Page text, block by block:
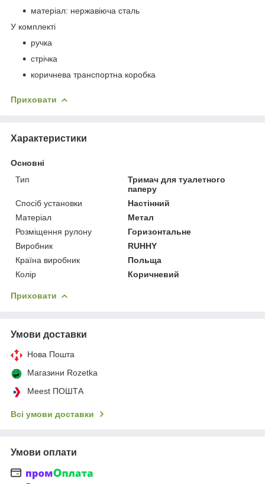
матеріал: нержавіюча сталь
У комплекті
ручка
стрічка
коричнева транспортна коробка
Приховати
Характеристики
Основні
Тип
Тримач для туалетного
паперу
Спосіб установки
Настінний
Матеріал
Метал
Розміщення рулону
Горизонтальне
Виробник
RUHHY
Країна виробник
Польща
Колір
Коричневий
Приховати
Умови доставки
Нова Пошта
Магазини Rozetka
Meest ПОШТА
Всі умови доставки
Умови оплати